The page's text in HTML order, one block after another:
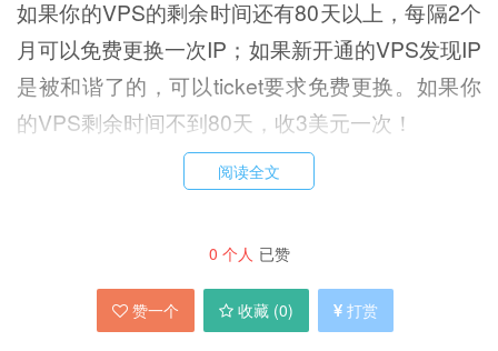
如果你的VPS的剩余时间还有80天以上，每隔2个
月可以免费更换一次IP；如果新开通的VPS发现IP
是被和谐了的，可以ticket要求免费更换。如果你
的VPS剩余时间不到80天，收3美元一次！
TripodCloud官网
阅读全文
0 个人 已赞
赞一个 收藏 (0) 打赏